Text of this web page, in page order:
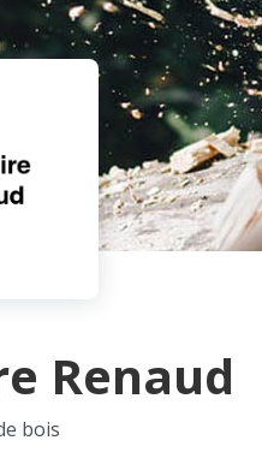
Renaud
bois